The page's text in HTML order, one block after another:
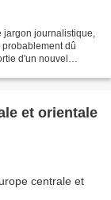
journalistique,
dû
d'un nouvel
et orientale